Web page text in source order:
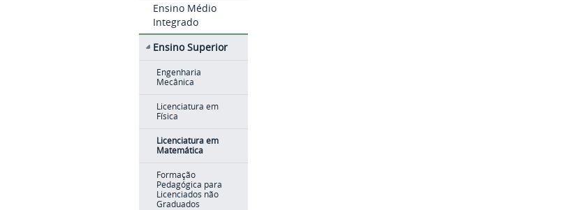
Ensino Médio
Integrado
Ensino Superior
Engenharia
Mecânica
Licenciatura em
Física
Licenciatura em
Matemática
Formação
Pedagógica para
Licenciados não
Graduados